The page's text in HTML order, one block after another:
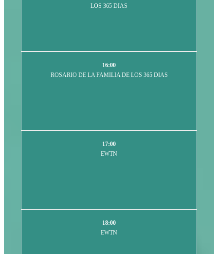
LOS 365 DIAS
16:00
ROSARIO DE LA FAMILIA DE LOS 365 DIAS
17:00
EWTN
18:00
EWTN